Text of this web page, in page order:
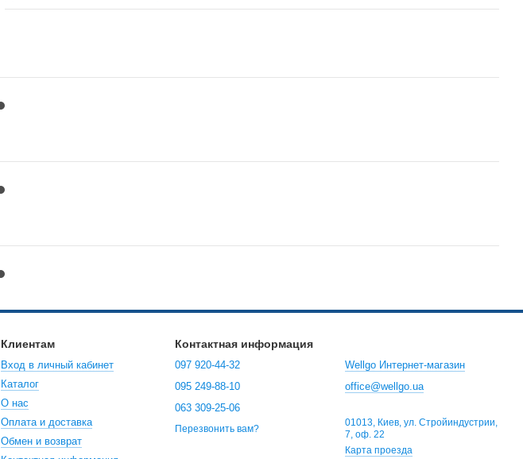
Клиентам
Вход в личный кабинет
Каталог
О нас
Оплата и доставка
Обмен и возврат
Контактная информация
097 920-44-32
095 249-88-10
063 309-25-06
Перезвонить вам?
Wellgo Интернет-магазин
office@wellgo.ua
01013, Киев, ул. Стройиндустрии,
7, оф. 22
Карта проезда